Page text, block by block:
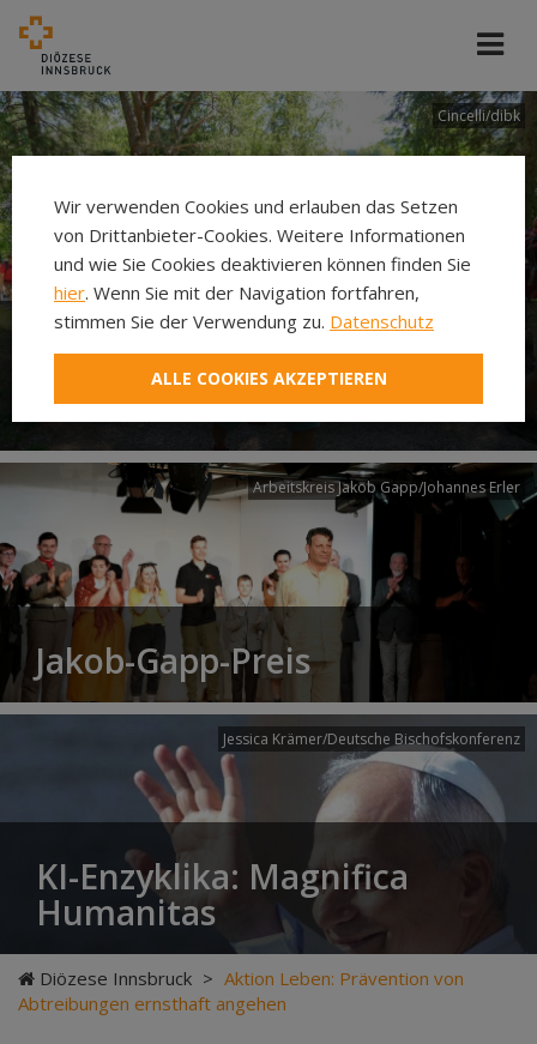
Cincelli/dibk
Neuer Pilgerweg Via
Laudato si’
Arbeitskreis Jakob Gapp/Johannes Erler
Jakob-Gapp-Preis
Jessica Krämer/Deutsche Bischofskonferenz
KI-Enzyklika: Magnifica
Humanitas
Diözese Innsbruck > Aktion Leben: Prävention von
Abtreibungen ernsthaft angehen
Wir verwenden Cookies und erlauben das Setzen
von Drittanbieter-Cookies. Weitere Informationen
und wie Sie Cookies deaktivieren können finden Sie
hier. Wenn Sie mit der Navigation fortfahren,
stimmen Sie der Verwendung zu. Datenschutz
ALLE COOKIES AKZEPTIEREN